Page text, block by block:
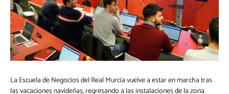
La Escuela de Negocios del Real Murcia vuelve a estar en marcha tras
las vacaciones navideñas, regresando a las instalaciones de la zona